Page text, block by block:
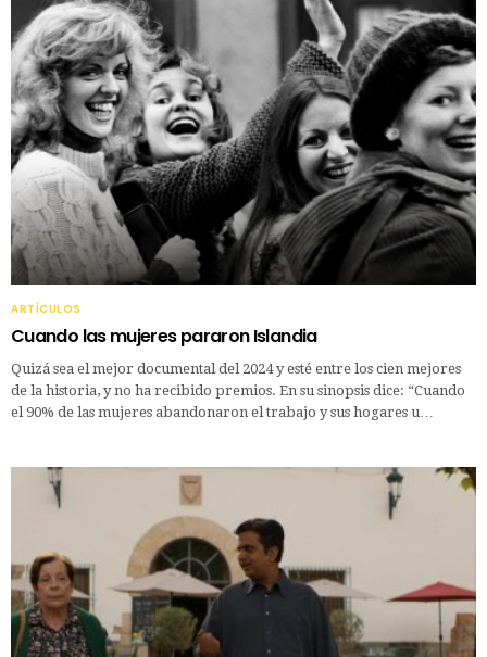
ARTÍCULOS
Cuando las mujeres pararon Islandia
Quizá sea el mejor documental del 2024 y esté entre los cien mejores
de la historia, y no ha recibido premios. En su sinopsis dice: “Cuando
el 90% de las mujeres abandonaron el trabajo y sus hogares u…